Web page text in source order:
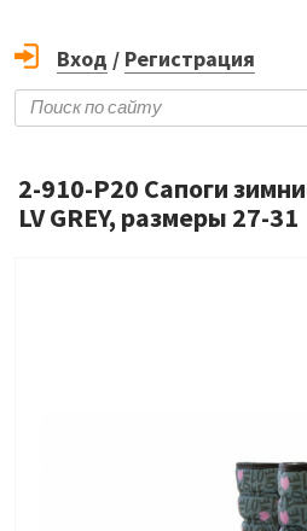
Вход / Регистрация
2-910-P20 Сапоги
LV GREY, размеры 27-31